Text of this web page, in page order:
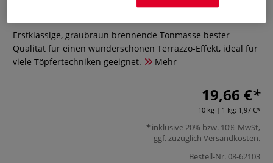
Erstklassige, graubraun brennende Tonmasse bester
Qualität für einen wunderschönen Terrazzo-Effekt, ideal für
viele Töpfertechniken geeignet.
Mehr
19,66 €
10 kg | 1 kg: 1,97 €
inklusive 20% bzw. 10% MwSt,
ggf. zuzüglich Versandkosten.
Bestell-Nr.08-62103